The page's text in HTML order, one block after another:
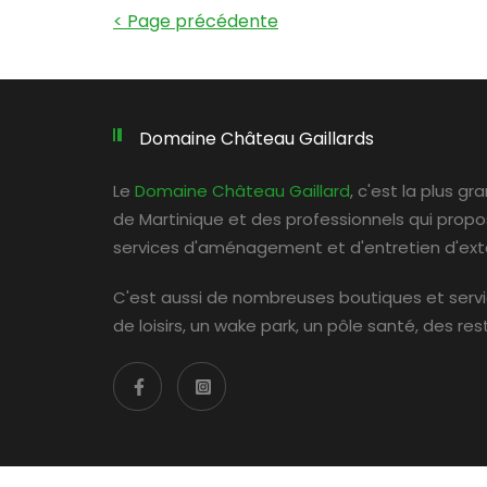
< Page précédente
Domaine Château Gaillards
Le Domaine Château Gaillard, c'est la plus
de Martinique et des professionnels qui
services d'aménagement et d'entretien
C'est aussi de nombreuses boutiques et
de loisirs, un wake park, un pôle santé, des